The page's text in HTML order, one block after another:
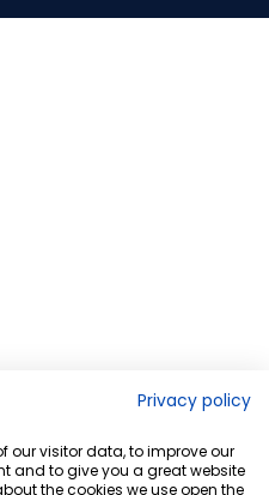
Privacy policy
our visitor data, to improve our
and to give you a great website
the cookies we use open the